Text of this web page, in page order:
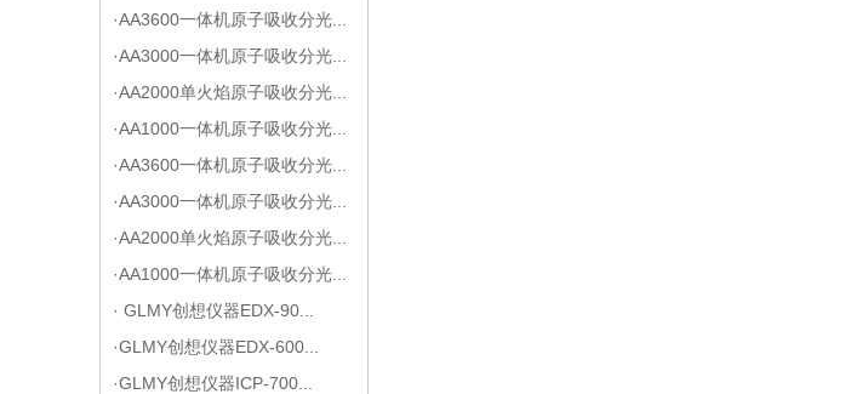
·AA3600一体机原子吸收分光...
·AA3000一体机原子吸收分光...
·AA2000单火焰原子吸收分光...
·AA1000一体机原子吸收分光...
·AA3600一体机原子吸收分光...
·AA3000一体机原子吸收分光...
·AA2000单火焰原子吸收分光...
·AA1000一体机原子吸收分光...
· GLMY创想仪器EDX-90...
·GLMY创想仪器EDX-600...
·GLMY创想仪器ICP-700...